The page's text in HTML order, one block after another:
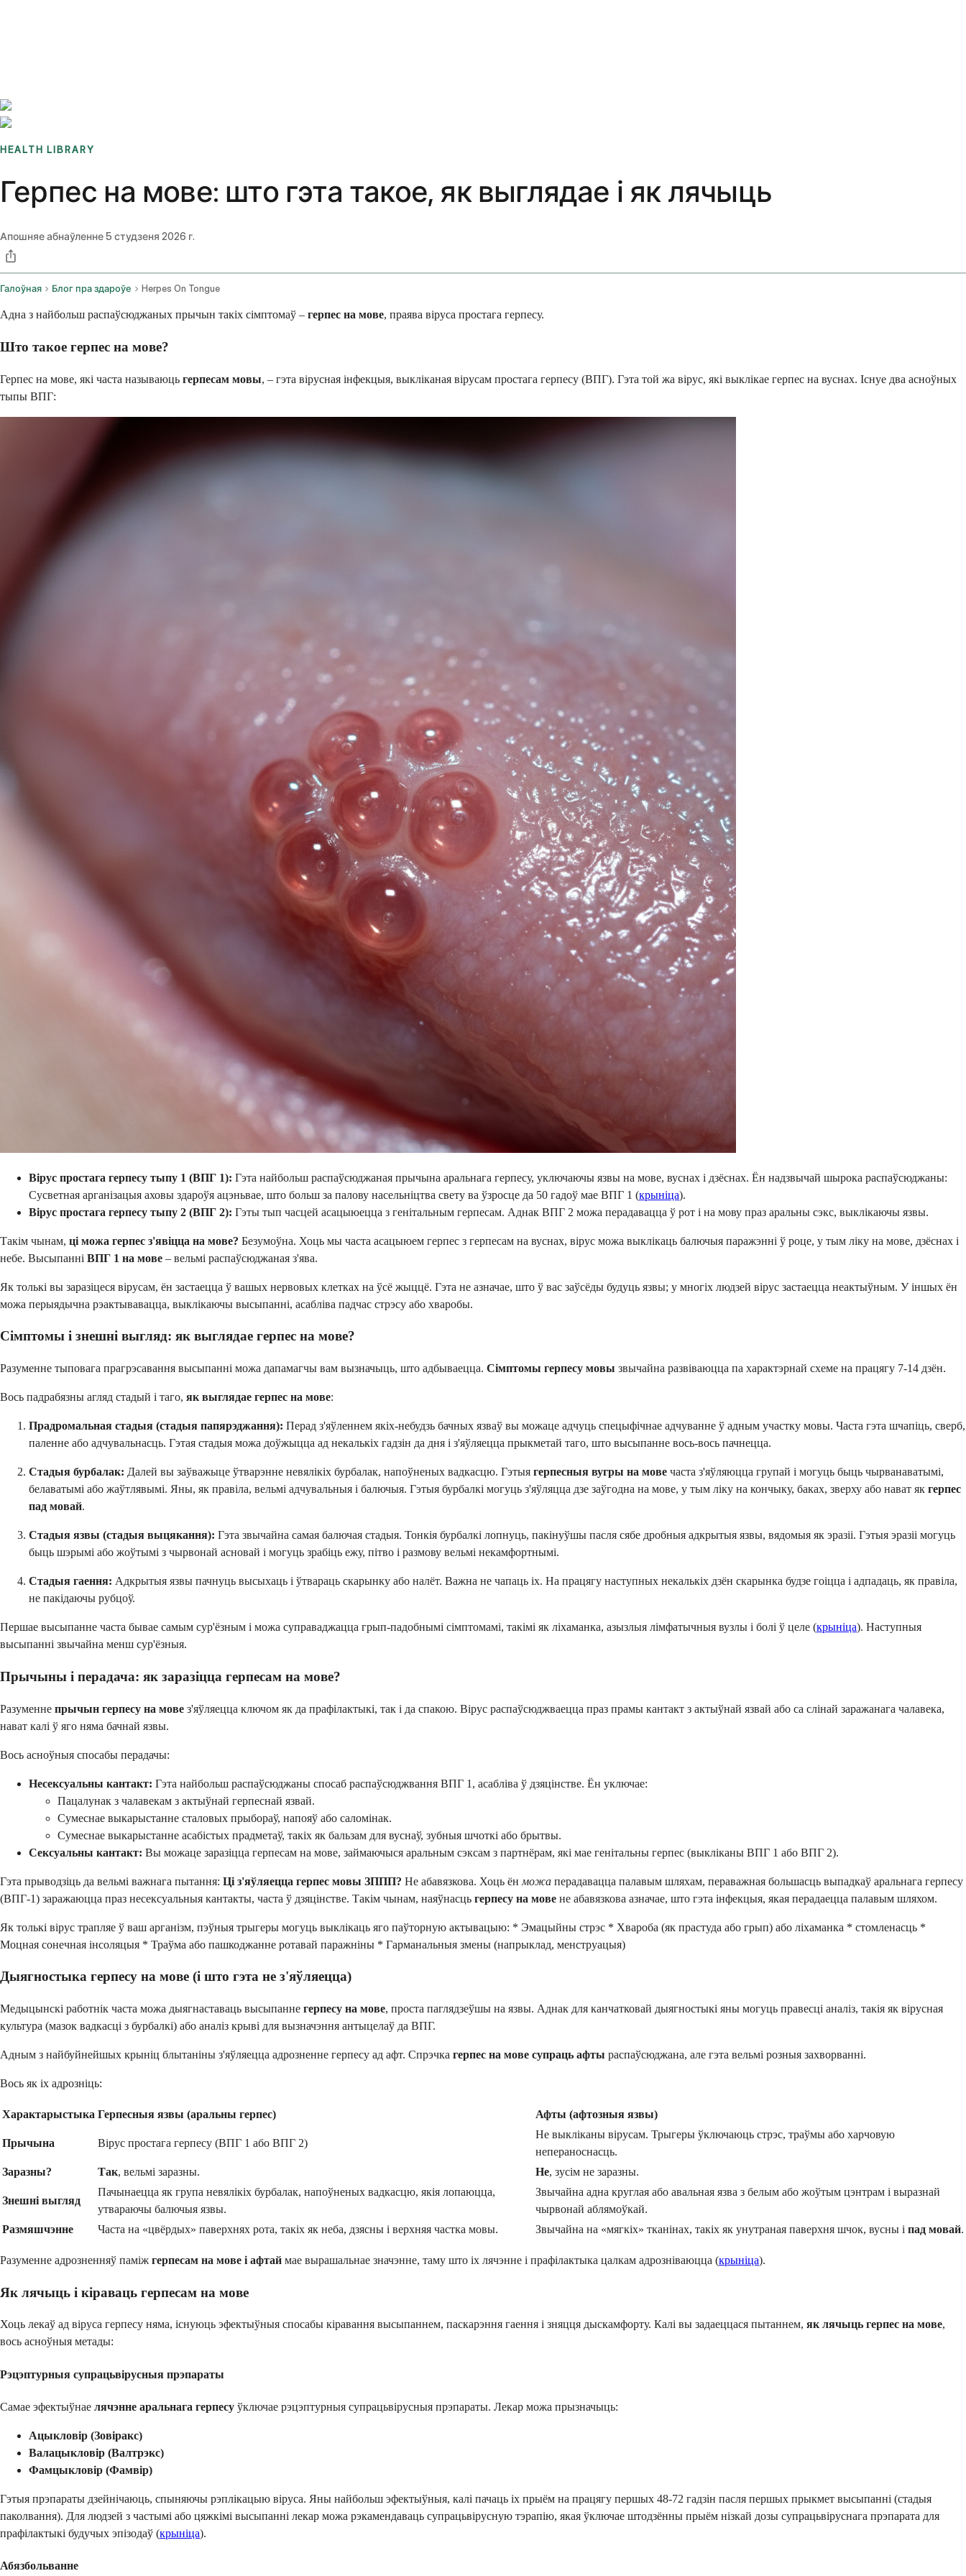
HEALTH LIBRARY
Герпес на мове: што гэта такое, як выглядае і як лячыць
Апошняе абнаўленне5 студзеня 2026 г.
Галоўная Блог пра здароўе Herpes On Tongue
Адна з найбольш распаўсюджаных прычын такіх сімптомаў – герпес на мове, праява віруса простага герпесу.
Што такое герпес на мове?
Герпес на мове, які часта называюць герпесам мовы, – гэта вірусная інфекцыя, выкліканая вірусам простага герпесу (ВПГ). Гэта той жа вірус, які выклікае герпес на вуснах. Існуе два асноўных
тыпы ВПГ:
Вірус простага герпесу тыпу 1 (ВПГ 1): Гэта найбольш распаўсюджаная прычына аральнага герпесу, уключаючы язвы на мове, вуснах і дзёснах. Ён надзвычай шырока распаўсюджаны:
Сусветная арганізацыя аховы здароўя ацэньвае, што больш за палову насельніцтва свету ва ўзросце да 50 гадоў мае ВПГ 1 (крыніца).
Вірус простага герпесу тыпу 2 (ВПГ 2): Гэты тып часцей асацыюецца з генітальным герпесам. Аднак ВПГ 2 можа перадавацца ў рот і на мову праз аральны сэкс, выклікаючы язвы.
Такім чынам, ці можа герпес з'явіцца на мове? Безумоўна. Хоць мы часта асацыюем герпес з герпесам на вуснах, вірус можа выклікаць балючыя паражэнні ў роце, у тым ліку на мове, дзёснах і
небе. Высыпанні ВПГ 1 на мове – вельмі распаўсюджаная з'ява.
Як толькі вы заразіцеся вірусам, ён застаецца ў вашых нервовых клетках на ўсё жыццё. Гэта не азначае, што ў вас заўсёды будуць язвы; у многіх людзей вірус застаецца неактыўным. У іншых ён
можа перыядычна рэактывавацца, выклікаючы высыпанні, асабліва падчас стрэсу або хваробы.
Сімптомы і знешні выгляд: як выглядае герпес на мове?
Разуменне тыповага прагрэсавання высыпанні можа дапамагчы вам вызначыць, што адбываецца. Сімптомы герпесу мовы звычайна развіваюцца па характэрнай схеме на працягу 7-14 дзён.
Вось падрабязны агляд стадый і таго, як выглядае герпес на мове:
Прадромальная стадыя (стадыя папярэджання): Перад з'яўленнем якіх-небудзь бачных язваў вы можаце адчуць спецыфічнае адчуванне ў адным участку мовы. Часта гэта шчапіць, сверб,
паленне або адчувальнасць. Гэтая стадыя можа доўжыцца ад некалькіх гадзін да дня і з'яўляецца прыкметай таго, што высыпанне вось-вось пачнецца.
Стадыя бурбалак: Далей вы заўважыце ўтварэнне невялікіх бурбалак, напоўненых вадкасцю. Гэтыя герпесныя вугры на мове часта з'яўляюцца групай і могуць быць чырванаватымі,
белаватымі або жаўтлявымі. Яны, як правіла, вельмі адчувальныя і балючыя. Гэтыя бурбалкі могуць з'яўляцца дзе заўгодна на мове, у тым ліку на кончыку, баках, зверху або нават як герпес
пад мовай.
Стадыя язвы (стадыя выцякання): Гэта звычайна самая балючая стадыя. Тонкія бурбалкі лопнуць, пакінуўшы пасля сябе дробныя адкрытыя язвы, вядомыя як эразіі. Гэтыя эразіі могуць
быць шэрымі або жоўтымі з чырвонай асновай і могуць зрабіць ежу, пітво і размову вельмі некамфортнымі.
Стадыя гаення: Адкрытыя язвы пачнуць высыхаць і ўтвараць скарынку або налёт. Важна не чапаць іх. На працягу наступных некалькіх дзён скарынка будзе гоіцца і адпадаць, як правіла,
не пакідаючы рубцоў.
Першае высыпанне часта бывае самым сур'ёзным і можа суправаджацца грып-падобнымі сімптомамі, такімі як ліхаманка, азызлыя лімфатычныя вузлы і болі ў целе (крыніца). Наступныя
высыпанні звычайна менш сур'ёзныя.
Прычыны і перадача: як заразіцца герпесам на мове?
Разуменне прычын герпесу на мове з'яўляецца ключом як да прафілактыкі, так і да спакою. Вірус распаўсюджваецца праз прамы кантакт з актыўнай язвай або са слінай заражанага чалавека,
нават калі ў яго няма бачнай язвы.
Вось асноўныя спосабы перадачы:
Несексуальны кантакт: Гэта найбольш распаўсюджаны спосаб распаўсюджвання ВПГ 1, асабліва ў дзяцінстве. Ён уключае:
Пацалунак з чалавекам з актыўнай герпеснай язвай.
Сумеснае выкарыстанне сталовых прыбораў, напояў або саломінак.
Сумеснае выкарыстанне асабістых прадметаў, такіх як бальзам для вуснаў, зубныя шчоткі або брытвы.
Сексуальны кантакт: Вы можаце заразіцца герпесам на мове, займаючыся аральным сэксам з партнёрам, які мае генітальны герпес (выкліканы ВПГ 1 або ВПГ 2).
Гэта прыводзіць да вельмі важнага пытання: Ці з'яўляецца герпес мовы ЗППП? Не абавязкова. Хоць ён можа перадавацца палавым шляхам, пераважная большасць выпадкаў аральнага герпесу
(ВПГ-1) заражаюцца праз несексуальныя кантакты, часта ў дзяцінстве. Такім чынам, наяўнасць герпесу на мове не абавязкова азначае, што гэта інфекцыя, якая перадаецца палавым шляхом.
Як толькі вірус трапляе ў ваш арганізм, пэўныя трыгеры могуць выклікаць яго паўторную актывацыю: * Эмацыйны стрэс * Хвароба (як прастуда або грып) або ліхаманка * стомленасць *
Моцная сонечная інсоляцыя * Траўма або пашкоджанне ротавай паражніны * Гарманальныя змены (напрыклад, менструацыя)
Дыягностыка герпесу на мове (і што гэта не з'яўляецца)
Медыцынскі работнік часта можа дыягнаставаць высыпанне герпесу на мове, проста паглядзеўшы на язвы. Аднак для канчатковай дыягностыкі яны могуць правесці аналіз, такія як вірусная
культура (мазок вадкасці з бурбалкі) або аналіз крыві для вызначэння антыцелаў да ВПГ.
Адным з найбуйнейшых крыніц блытаніны з'яўляецца адрозненне герпесу ад афт. Спрэчка герпес на мове супраць афты распаўсюджана, але гэта вельмі розныя захворванні.
Вось як іх адрозніць:
Характарыстыка Герпесныя язвы (аральны герпес) Афты (афтозныя язвы)
Прычына Вірус простага герпесу (ВПГ 1 або ВПГ 2)
Не выкліканы вірусам. Трыгеры ўключаюць стрэс, траўмы або харчовую
непераноснасць.
Заразны?
Так, вельмі заразны. Не, зусім не заразны.
Знешні выгляд
Пачынаецца як група невялікіх бурбалак, напоўненых вадкасцю, якія лопаюцца,
утвараючы балючыя язвы.
Звычайна адна круглая або авальная язва з белым або жоўтым цэнтрам і выразнай
чырвонай аблямоўкай.
Размяшчэнне
Часта на «цвёрдых» паверхнях рота, такіх як неба, дзясны і верхняя частка мовы. Звычайна на «мягкіх» тканінах, такіх як унутраная паверхня шчок, вусны і пад мовай.
Разуменне адрозненняў паміж герпесам на мове і афтай мае вырашальнае значэнне, таму што іх лячэнне і прафілактыка цалкам адрозніваюцца (крыніца).
Як лячыць і кіраваць герпесам на мове
Хоць лекаў ад віруса герпесу няма, існуюць эфектыўныя спосабы кіравання высыпаннем, паскарэння гаення і зняцця дыскамфорту. Калі вы задаеццася пытаннем, як лячыць герпес на мове,
вось асноўныя метады:
Рэцэптурныя супрацьвірусныя прэпараты
Самае эфектыўнае лячэнне аральнага герпесу ўключае рэцэптурныя супрацьвірусныя прэпараты. Лекар можа прызначыць:
Ацыкловір (Зовіракс)
Валацыкловір (Валтрэкс)
Фамцыкловір (Фамвір)
Гэтыя прэпараты дзейнічаюць, спыняючы рэплікацыю віруса. Яны найбольш эфектыўныя, калі пачаць іх прыём на працягу першых 48-72 гадзін пасля першых прыкмет высыпанні (стадыя
паколвання). Для людзей з частымі або цяжкімі высыпанні лекар можа рэкамендаваць супрацьвірусную тэрапію, якая ўключае штодзённы прыём нізкай дозы супрацьвіруснага прэпарата для
прафілактыкі будучых эпізодаў (крыніца).
Абязбольванне